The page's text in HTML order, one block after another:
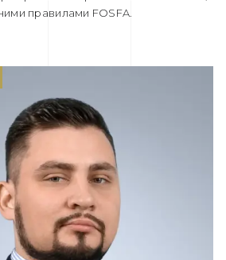
правилами FOSFA.